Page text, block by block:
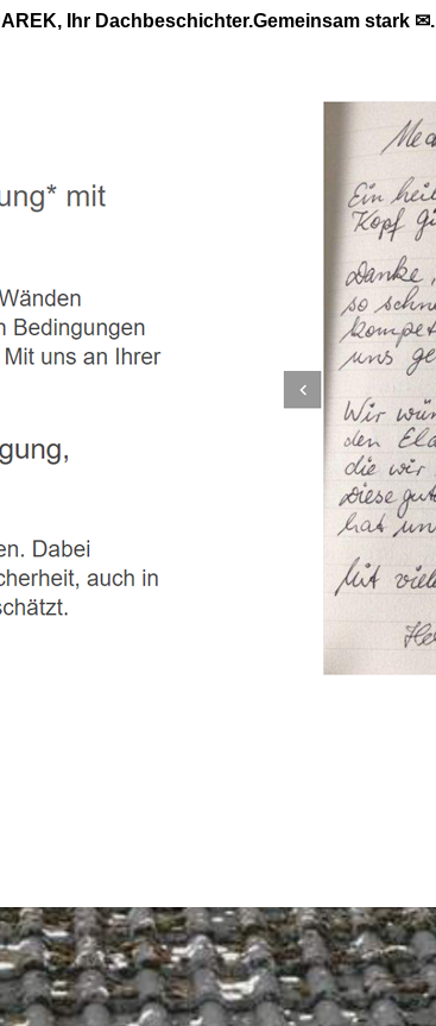
Ihr Dachbeschichter.Gemeinsam stark ✉.